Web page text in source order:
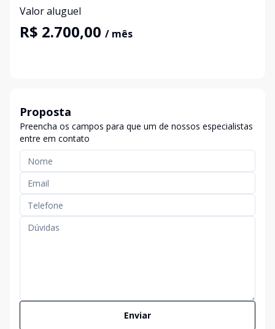
Valor aluguel
R$ 2.700,00 / mês
Proposta
Preencha os campos para que um de nossos especialistas
entre em contato
Enviar